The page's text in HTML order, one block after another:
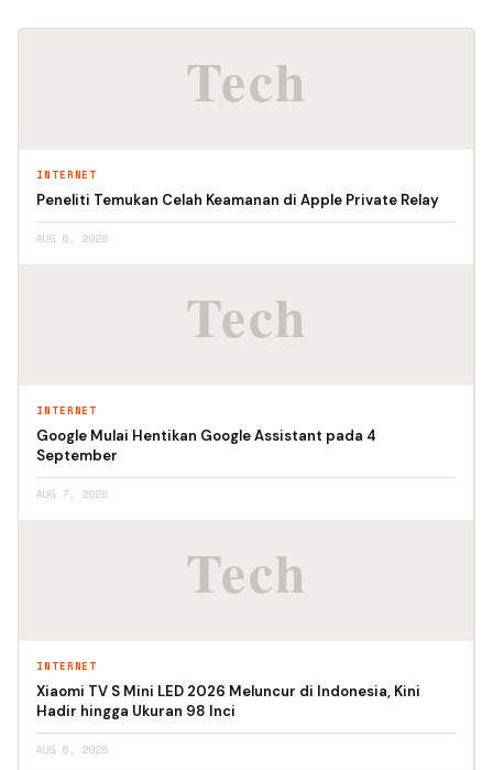
INTERNET
Peneliti Temukan Celah Keamanan di Apple Private Relay
AUG 6, 2026
INTERNET
Google Mulai Hentikan Google Assistant pada 4
September
AUG 7, 2026
INTERNET
Xiaomi TV S Mini LED 2026 Meluncur di Indonesia, Kini
Hadir hingga Ukuran 98 Inci
AUG 6, 2026